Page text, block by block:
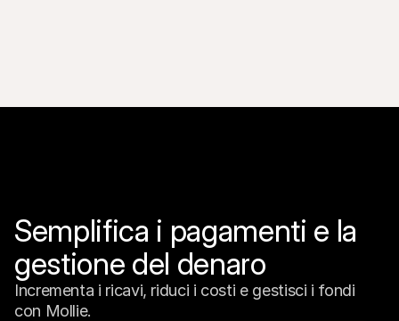
Semplifica i pagamenti e la
gestione del denaro
Incrementa i ricavi, riduci i costi e gestisci i fondi
con Mollie.